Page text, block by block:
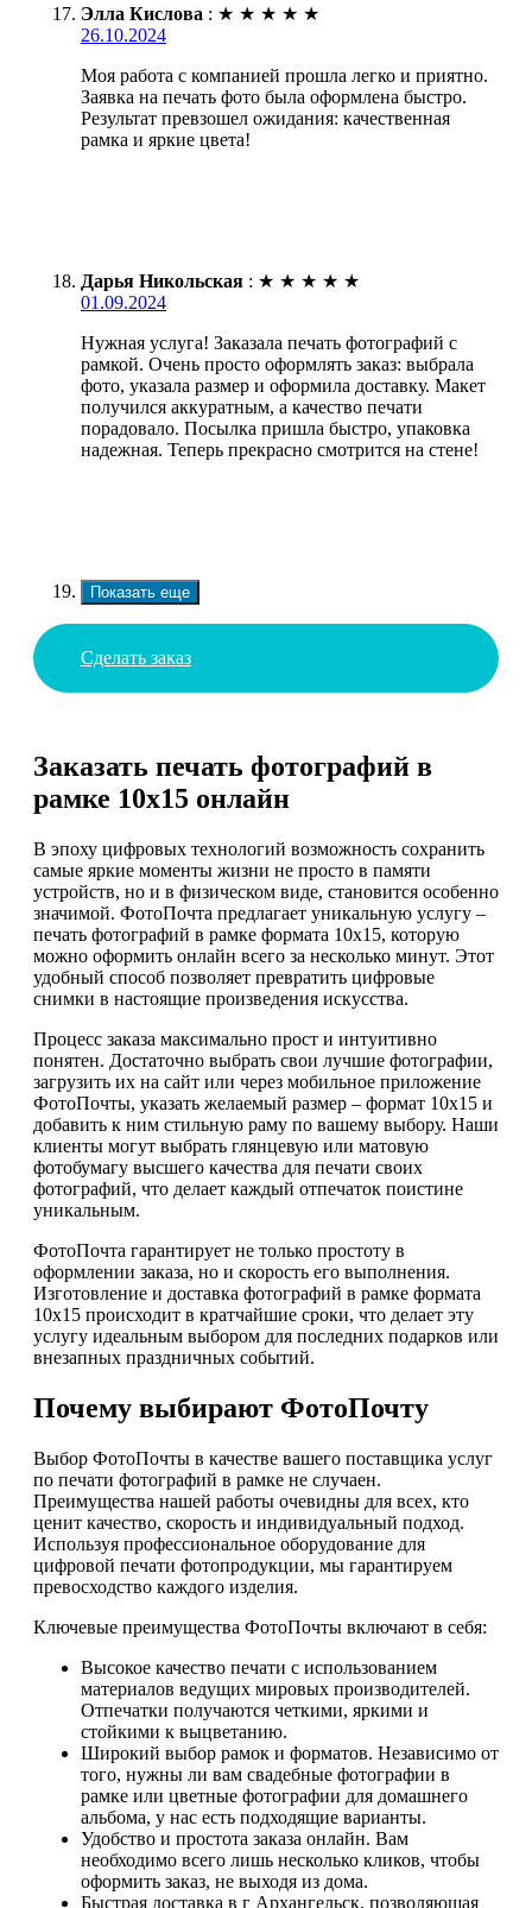
Элла Кислова : ★ ★ ★ ★ ★
26.10.2024
Моя работа с компанией прошла легко и приятно.
Заявка на печать фото была оформлена быстро.
Результат превзошел ожидания: качественная
рамка и яркие цвета!
Дарья Никольская : ★ ★ ★ ★ ★
01.09.2024
Нужная услуга! Заказала печать фотографий с
рамкой. Очень просто оформлять заказ: выбрала
фото, указала размер и оформила доставку. Макет
получился аккуратным, а качество печати
порадовало. Посылка пришла быстро, упаковка
надежная. Теперь прекрасно смотрится на стене!
Показать еще
Сделать заказ
Заказать печать фотографий в
рамке 10х15 онлайн
В эпоху цифровых технологий возможность сохранить
самые яркие моменты жизни не просто в памяти
устройств, но и в физическом виде, становится особенно
значимой. ФотоПочта предлагает уникальную услугу –
печать фотографий в рамке формата 10х15, которую
можно оформить онлайн всего за несколько минут. Этот
удобный способ позволяет превратить цифровые
снимки в настоящие произведения искусства.
Процесс заказа максимально прост и интуитивно
понятен. Достаточно выбрать свои лучшие фотографии,
загрузить их на сайт или через мобильное приложение
ФотоПочты, указать желаемый размер – формат 10х15 и
добавить к ним стильную раму по вашему выбору. Наши
клиенты могут выбрать глянцевую или матовую
фотобумагу высшего качества для печати своих
фотографий, что делает каждый отпечаток поистине
уникальным.
ФотоПочта гарантирует не только простоту в
оформлении заказа, но и скорость его выполнения.
Изготовление и доставка фотографий в рамке формата
10х15 происходит в кратчайшие сроки, что делает эту
услугу идеальным выбором для последних подарков или
внезапных праздничных событий.
Почему выбирают ФотоПочту
Выбор ФотоПочты в качестве вашего поставщика услуг
по печати фотографий в рамке не случаен.
Преимущества нашей работы очевидны для всех, кто
ценит качество, скорость и индивидуальный подход.
Используя профессиональное оборудование для
цифровой печати фотопродукции, мы гарантируем
превосходство каждого изделия.
Ключевые преимущества ФотоПочты включают в себя:
Высокое качество печати с использованием
материалов ведущих мировых производителей.
Отпечатки получаются четкими, яркими и
стойкими к выцветанию.
Широкий выбор рамок и форматов. Независимо от
того, нужны ли вам свадебные фотографии в
рамке или цветные фотографии для домашнего
альбома, у нас есть подходящие варианты.
Удобство и простота заказа онлайн. Вам
необходимо всего лишь несколько кликов, чтобы
оформить заказ, не выходя из дома.
Быстрая доставка в г Архангельск, позволяющая